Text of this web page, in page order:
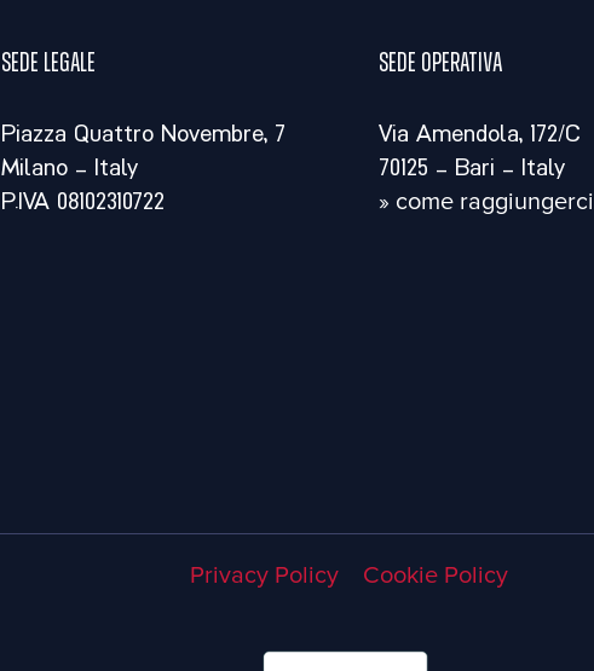
Sede legale
Piazza Quattro Novembre, 7
Milano – Italy
P.IVA 08102310722
Sede operativa
Via Amendola, 172/C
70125 – Bari – Italy
» come raggiungerci
Privacy Policy Cookie Policy